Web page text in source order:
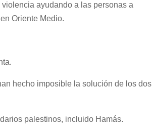
ayudando a las personas a
Oriente Medio.
hecho imposible la solución de los dos
palestinos, incluido Hamás.